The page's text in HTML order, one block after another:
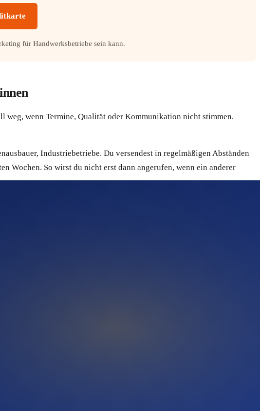
für Handwerksbetriebe sein kann.
weg, wenn Termine, Qualität oder Kommunikation nicht stimmen.
Industriebetriebe. Du versendest in regelmäßigen Abständen
Wochen. So wirst du nicht erst dann angerufen, wenn ein anderer
sein, um damit zu starten. Du kannst getrennte Listen für
dann, wenn du selbst gerade auf der Baustelle stehst. Quentn
vier Wochen Funkstille herrscht. Google liefert Anfragen, aber nur,